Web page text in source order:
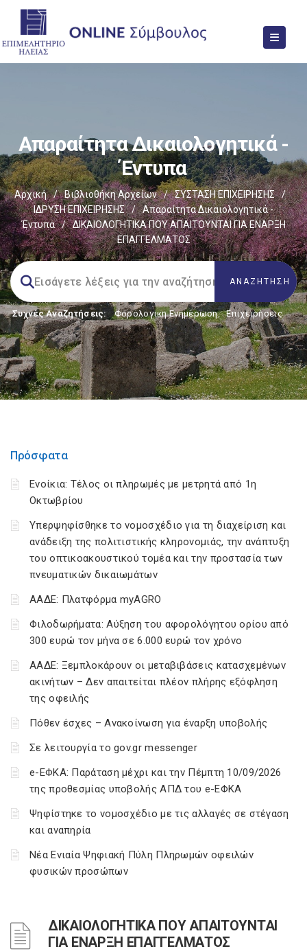
Απαραίτητα Δικαιολογητικά -
Έντυπα
Αρχική / Βιβλιοθήκη Αρχείων / ΣΥΣΤΑΣΗ ΕΠΙΧΕΙΡΗΣΗΣ
/
ΙΔΡΥΣΗ ΕΠΙΧΕΙΡΗΣΗΣ
/
Απαραίτητα Δικαιολογητικά -
Έντυπα
/
ΔΙΚΑΙΟΛΟΓΗΤΙΚΑ ΠΟΥ ΑΠΑΙΤΟΥΝΤΑΙ ΓΙΑ ΕΝΑΡΞΗ
ΕΠΑΓΓΕΛΜΑΤΟΣ
Συχνές Αναζητήσεις: Φορολογικη Ενημέρωση, Επιχειρήσεις
Πρόσφατα
Ενοίκια: Τέλος οι πληρωμές με μετρητά από 1η
Οκτωβρίου
Υπερψηφίσθηκε το νομοσχέδιο για τη διαχείριση και
ανάδειξη της πολιτιστικής κληρονομιάς, την ανάπτυξη
του οπτικοακουστικού τομέα και την προστασία των
πνευματικών δικαιωμάτων
ΑΑΔΕ: Πλατφόρμα myAGRO
Φιλοδωρήματα: Αύξηση του αφορολόγητου ορίου από
300 ευρώ τον μήνα σε 6.000 ευρώ τον χρόνο
ΑΑΔΕ: Ξεμπλοκάρουν οι μεταβιβάσεις κατασχεμένων
ακινήτων – Δεν απαιτείται πλέον πλήρης εξόφληση
της οφειλής
Πόθεν έσχες – Ανακοίνωση για έναρξη υποβολής
Σε λειτουργία το gov.gr messenger
e-ΕΦΚΑ: Παράταση μέχρι και την Πέμπτη 10/09/2026
της προθεσμίας υποβολής ΑΠΔ του e-ΕΦΚΑ
Ψηφίστηκε το νομοσχέδιο με τις αλλαγές σε στέγαση
και αναπηρία
Νέα Ενιαία Ψηφιακή Πύλη Πληρωμών οφειλών
φυσικών προσώπων
ΔΙΚΑΙΟΛΟΓΗΤΙΚΑ ΠΟΥ ΑΠΑΙΤΟΥΝΤΑΙ
ΓΙΑ ΕΝΑΡΞΗ ΕΠΑΓΓΕΛΜΑΤΟΣ